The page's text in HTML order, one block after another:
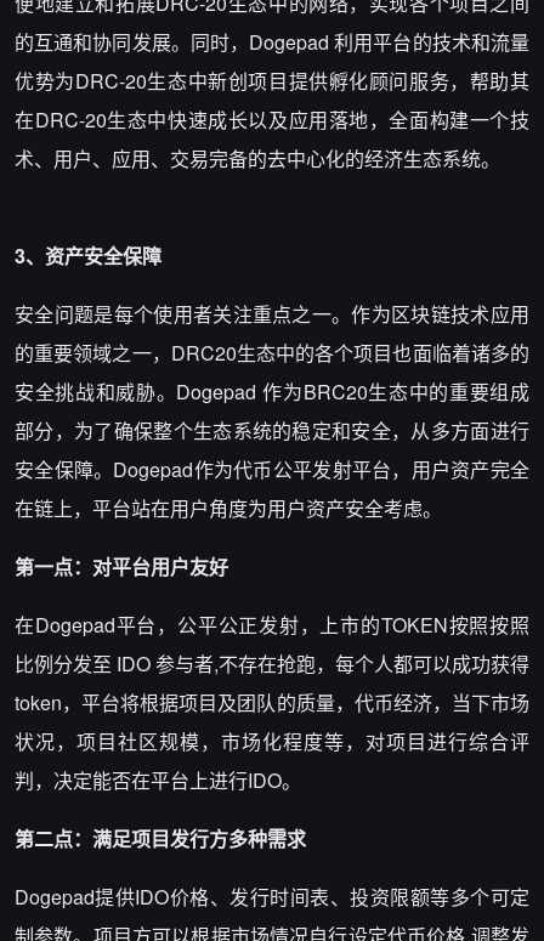
的互通和协同发展。同时，Dogepad 利用平台的技术和流量
优势为DRC-20生态中新创项目提供孵化顾问服务，帮助其
在DRC-20生态中快速成长以及应用落地，全面构建一个技
术、用户、应用、交易完备的去中心化的经济生态系统。
3、资产安全保障
安全问题是每个使用者关注重点之一。作为区块链技术应用
的重要领域之一，DRC20生态中的各个项目也面临着诸多的
安全挑战和威胁。Dogepad 作为BRC20生态中的重要组成
部分，为了确保整个生态系统的稳定和安全，从多方面进行
安全保障。Dogepad作为代币公平发射平台，用户资产完全
在链上，平台站在用户角度为用户资产安全考虑。
第一点：对平台用户友好
在Dogepad平台，公平公正发射，上市的TOKEN按照按照
比例分发至 IDO 参与者,不存在抢跑，每个人都可以成功获得
token，平台将根据项目及团队的质量，代币经济，当下市场
状况，项目社区规模，市场化程度等，对项目进行综合评
判，决定能否在平台上进行IDO。
第二点：满足项目发行方多种需求
Dogepad提供IDO价格、发行时间表、投资限额等多个可定